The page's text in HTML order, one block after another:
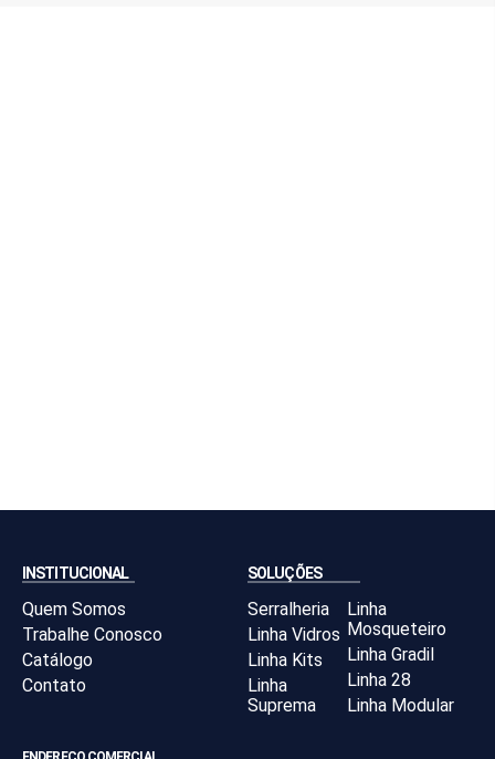
INSTITUCIONAL
Quem Somos
Trabalhe Conosco
Catálogo
Contato
SOLUÇÕES
Serralheria
Linha Vidros
Linha Kits
Linha
Suprema
Linha
Mosqueteiro
Linha Gradil
Linha 28
Linha Modular